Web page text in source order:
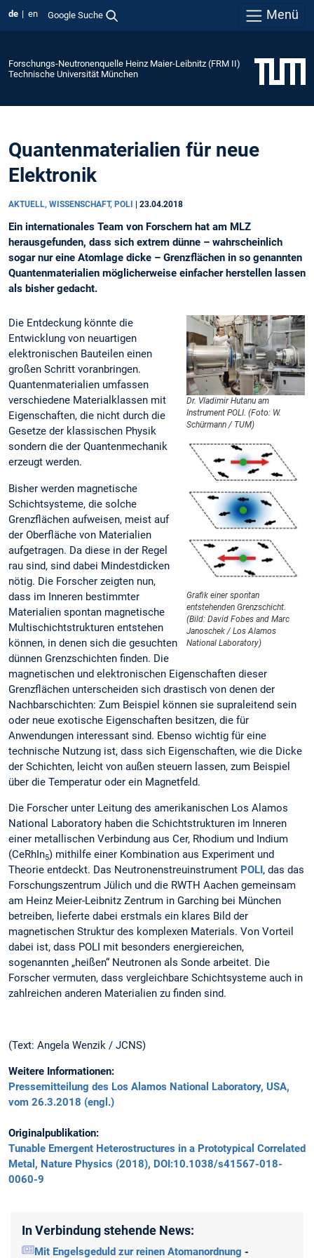
de en Google Suche Menü
Forschungs-Neutronenquelle Heinz Maier-Leibnitz (FRM II)
Technische Universität München
Quantenmaterialien für neue
Elektronik
AKTUELL, WISSENSCHAFT, POLI 23.04.2018
Ein internationales Team von Forschern hat am MLZ
herausgefunden, dass sich extrem dünne – wahrscheinlich
sogar nur eine Atomlage dicke – Grenzflächen in so genannten
Quantenmaterialien möglicherweise einfacher herstellen lassen
als bisher gedacht.
Dr. Vladimir Hutanu am
Instrument POLI. (Foto: W.
Schürmann / TUM)
Grafik einer spontan
entstehenden Grenzschicht.
(Bild: David Fobes and Marc
Janoschek / Los Alamos
National Laboratory)
Die Entdeckung könnte die
Entwicklung von neuartigen
elektronischen Bauteilen einen
großen Schritt voranbringen.
Quantenmaterialien umfassen
verschiedene Materialklassen mit
Eigenschaften, die nicht durch die
Gesetze der klassischen Physik
sondern die der Quantenmechanik
erzeugt werden.
Bisher werden magnetische
Schichtsysteme, die solche
Grenzflächen aufweisen, meist auf
der Oberfläche von Materialien
aufgetragen. Da diese in der Regel
rau sind, sind dabei Mindestdicken
nötig. Die Forscher zeigten nun,
dass im Inneren bestimmter
Materialien spontan magnetische
Multischichtstrukturen entstehen
können, in denen sich die gesuchten
dünnen Grenzschichten finden. Die
magnetischen und elektronischen Eigenschaften dieser
Grenzflächen unterscheiden sich drastisch von denen der
Nachbarschichten: Zum Beispiel können sie supraleitend sein
oder neue exotische Eigenschaften besitzen, die für
Anwendungen interessant sind. Ebenso wichtig für eine
technische Nutzung ist, dass sich Eigenschaften, wie die Dicke
der Schichten, leicht von außen steuern lassen, zum Beispiel
über die Temperatur oder ein Magnetfeld.
Die Forscher unter Leitung des amerikanischen Los Alamos
National Laboratory haben die Schichtstrukturen im Inneren
einer metallischen Verbindung aus Cer, Rhodium und Indium
(CeRhIn5) mithilfe einer Kombination aus Experiment und
Theorie entdeckt. Das Neutronenstreuinstrument POLI, das das
Forschungszentrum Jülich und die RWTH Aachen gemeinsam
am Heinz Meier-Leibnitz Zentrum in Garching bei München
betreiben, lieferte dabei erstmals ein klares Bild der
magnetischen Struktur des komplexen Materials. Von Vorteil
dabei ist, dass POLI mit besonders energiereichen,
sogenannten „heißen“ Neutronen als Sonde arbeitet. Die
Forscher vermuten, dass vergleichbare Schichtsysteme auch in
zahlreichen anderen Materialien zu finden sind.
(Text: Angela Wenzik / JCNS)
Weitere Informationen:
Pressemitteilung des Los Alamos National Laboratory, USA,
vom 26.3.2018 (engl.)
Originalpublikation:
Tunable Emergent Heterostructures in a Prototypical Correlated
Metal, Nature Physics (2018), DOI:10.1038/s41567-018-
0060-9
In Verbindung stehende News:
Mit Engelsgeduld zur reinen Atomanordnung -